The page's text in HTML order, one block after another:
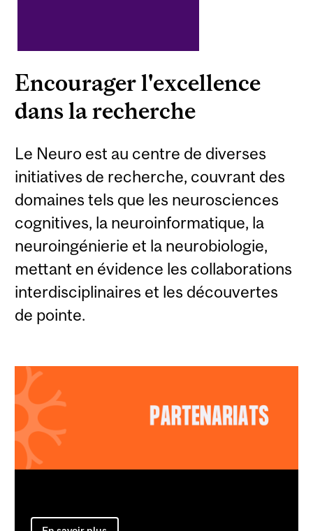
Encourager l'excellence
dans la recherche
Le Neuro est au centre de diverses
initiatives de recherche, couvrant des
domaines tels que les neurosciences
cognitives, la neuroinformatique, la
neuroingénierie et la neurobiologie,
mettant en évidence les collaborations
interdisciplinaires et les découvertes
de pointe.